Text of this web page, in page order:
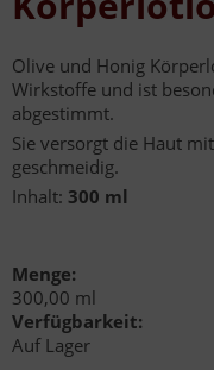
Olive und Honig
Wirkstoffe und ist
abgestimmt.
Sie versorgt die Haut mit
geschmeidig.
Inhalt: 300 ml
Menge:
300,00 ml
Verfügbarkeit:
Auf Lager